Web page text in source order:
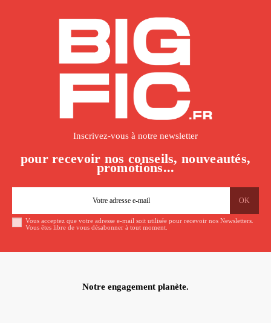
Inscrivez-vous à notre newsletter
pour recevoir nos conseils, nouveautés,
promotions...
Vous acceptez que votre adresse e-mail soit utilisée pour recevoir nos Newsletters.
Vous êtes libre de vous désabonner à tout moment.
Notre engagement planète.